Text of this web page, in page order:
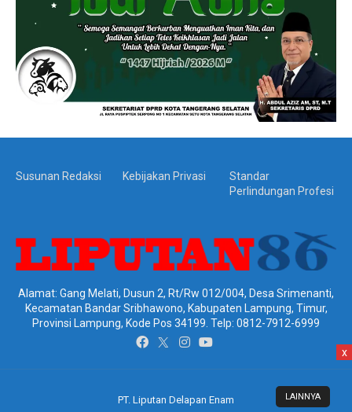
LAINNYA
Susunan Redaksi Kebijakan Privasi
Standar
Perlindungan Profesi
Alamat: Gang Melati, Dusun 2, Rt/Rw 012/004, Desa Srimenanti,
Kecamatan Bandar Sribhawono, Kabupaten Lampung, Timur,
Provinsi Lampung, Kode Pos 34199. Telp: 0812-7912-6999
PT. Liputan Delapan Enam
x